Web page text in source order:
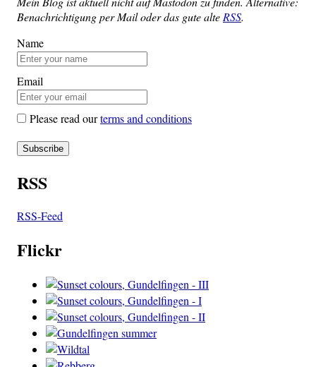
Benach­rich­ti­gung per Mail oder das gute alteRSS.
Name
Email
Please read ourterms and conditions
RSS
RSS-Feed
Flickr